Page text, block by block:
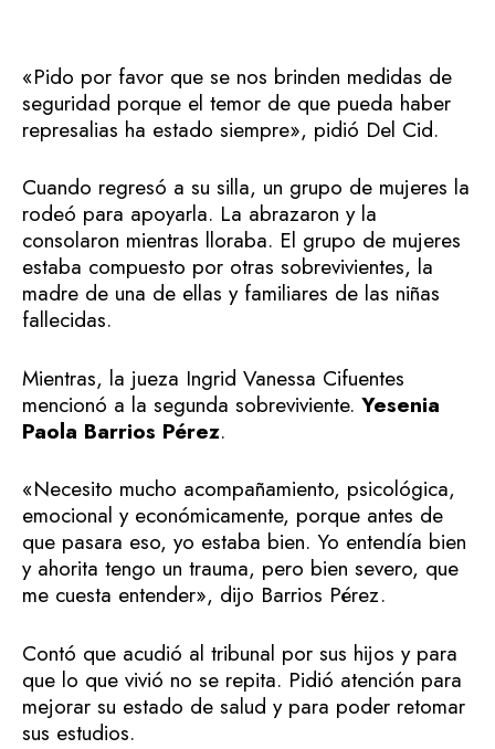
«Pido por favor que se nos brinden medidas de
seguridad porque el temor de que pueda haber
represalias ha estado siempre», pidió Del Cid.
Cuando regresó a su silla, un grupo de mujeres la
rodeó para apoyarla. La abrazaron y la
consolaron mientras lloraba. El grupo de mujeres
estaba compuesto por otras sobrevivientes, la
madre de una de ellas y familiares de las niñas
fallecidas.
Mientras, la jueza Ingrid Vanessa Cifuentes
mencionó a la segunda sobreviviente. Yesenia
Paola Barrios Pérez.
«Necesito mucho acompañamiento, psicológica,
emocional y económicamente, porque antes de
que pasara eso, yo estaba bien. Yo entendía bien
y ahorita tengo un trauma, pero bien severo, que
me cuesta entender», dijo Barrios Pérez.
Contó que acudió al tribunal por sus hijos y para
que lo que vivió no se repita. Pidió atención para
mejorar su estado de salud y para poder retomar
sus estudios.